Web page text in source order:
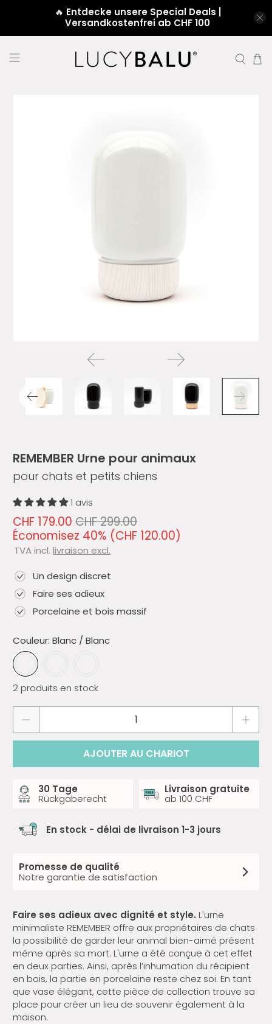
🔥 Entdecke unsere Special Deals |
Versandkostenfrei ab CHF 100
REMEMBER Urne pour animaux
pour chats et petits chiens
1 avis
CHF 179.00 CHF 299.00
Économisez 40% (CHF 120.00)
TVA incl.livraison excl.
Un design discret
Faire ses adieux
Porcelaine et bois massif
Couleur:Blanc / Blanc
2 produits en stock
AJOUTER AU CHARIOT
30 Tage
Rückgaberecht
Livraison gratuite
ab 100 CHF
En stock - délai de livraison 1-3 jours
Promesse de qualité
Notre garantie de satisfaction
Faire ses adieux avec dignité et style. L'urne
minimaliste REMEMBER offre aux propriétaires de chats
la possibilité de garder leur animal bien-aimé présent
même après sa mort. L'urne a été conçue à cet effet
en deux parties. Ainsi, après l’inhumation du récipient
en bois, la partie en porcelaine reste chez soi. En tant
que vase élégant, cette pièce de collection trouve sa
place pour créer un lieu de souvenir également à la
maison.